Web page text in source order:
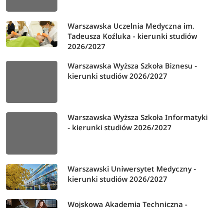
Warszawska Uczelnia Medyczna im.
Tadeusza Koźluka - kierunki studiów
2026/2027
Warszawska Wyższa Szkoła Biznesu -
kierunki studiów 2026/2027
Warszawska Wyższa Szkoła Informatyki
- kierunki studiów 2026/2027
Warszawski Uniwersytet Medyczny -
kierunki studiów 2026/2027
Wojskowa Akademia Techniczna -